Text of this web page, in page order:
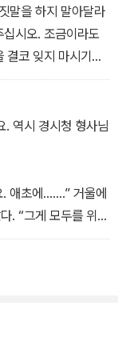
말을 하지 말아달라
시오. 조금이라도
결코 잊지 마시기를
. 역시 경시청 형사님
. 애초에…….” 거울에
. “그게 모두를 위한